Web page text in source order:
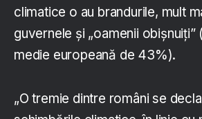
climatice o au brandurile, mult
guvernele și „oamenii
medie europeană de 43%).
„O tremie dintre români se